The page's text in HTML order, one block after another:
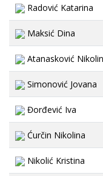
Radović Katarina
Maksić Dina
Atanasković
Simonović Jovana
Đorđević Iva
Ćurčin Nikolina
Nikolić Kristina